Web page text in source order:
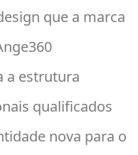
que a marca
a estrutura
qualificados
nova para o